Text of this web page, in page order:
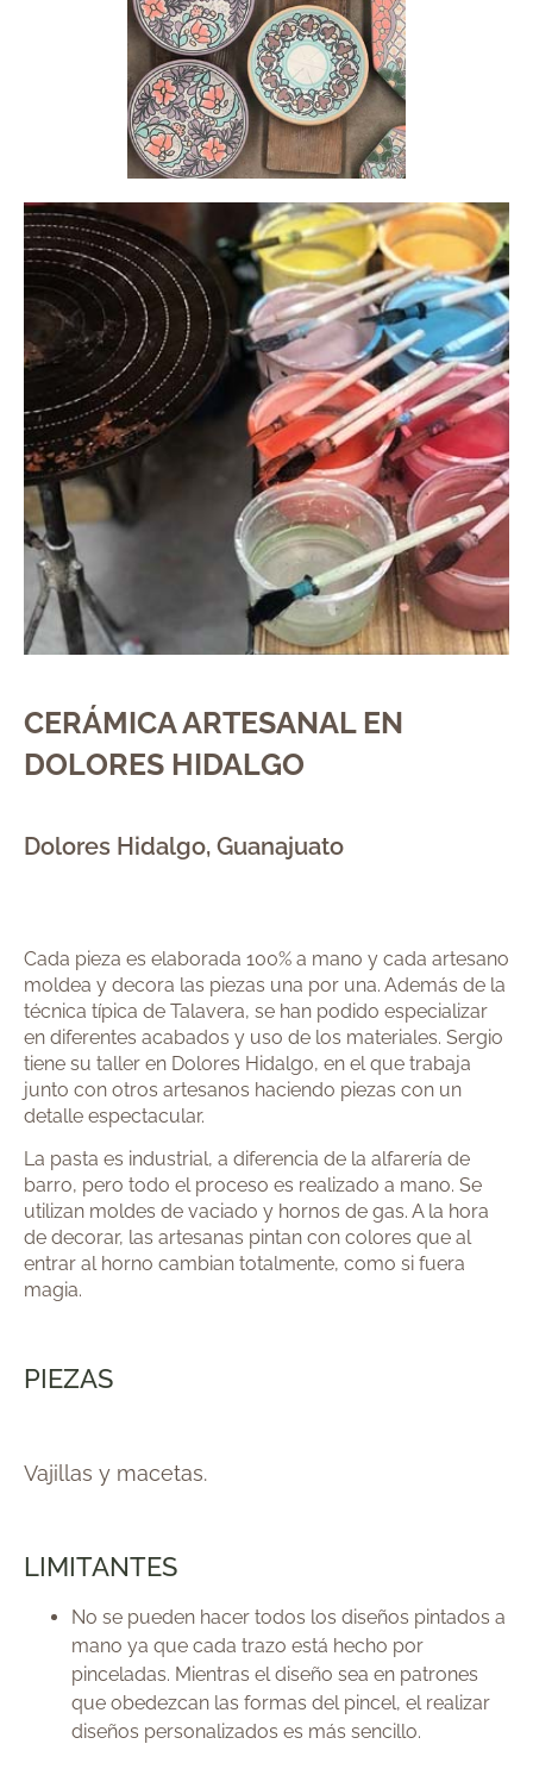
CERÁMICA ARTESANAL EN
DOLORES HIDALGO
Dolores Hidalgo, Guanajuato
Cada pieza es elaborada 100% a mano y cada artesano
moldea y decora las piezas una por una. Además de la
técnica típica de Talavera, se han podido especializar
en diferentes acabados y uso de los materiales. Sergio
tiene su taller en Dolores Hidalgo, en el que trabaja
junto con otros artesanos haciendo piezas con un
detalle espectacular.
La pasta es industrial, a diferencia de la alfarería de
barro, pero todo el proceso es realizado a mano. Se
utilizan moldes de vaciado y hornos de gas. A la hora
de decorar, las artesanas pintan con colores que al
entrar al horno cambian totalmente, como si fuera
magia.
PIEZAS
Vajillas y macetas.
LIMITANTES
No se pueden hacer todos los diseños pintados a
mano ya que cada trazo está hecho por
pinceladas. Mientras el diseño sea en patrones
que obedezcan las formas del pincel, el realizar
diseños personalizados es más sencillo.